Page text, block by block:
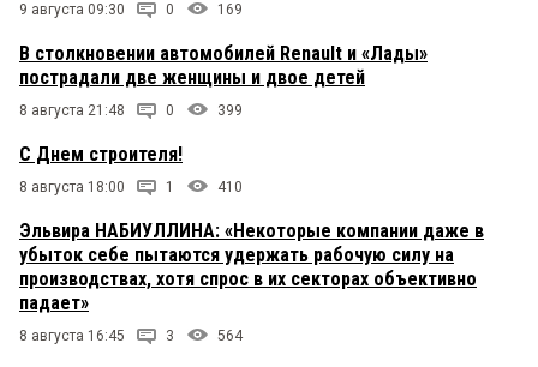
9 августа 09:30 0 169
В столкновении автомобилей Renault и «Лады»
пострадали две женщины и двое детей
8 августа 21:48 0 399
С Днем строителя!
8 августа 18:00 1 410
Эльвира НАБИУЛЛИНА: «Некоторые компании даже в
убыток себе пытаются удержать рабочую силу на
производствах, хотя спрос в их секторах объективно
падает»
8 августа 16:45 3 564